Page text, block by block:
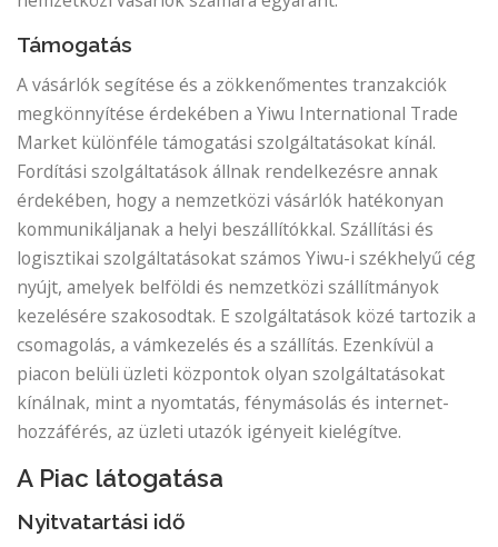
Támogatás
A vásárlók segítése és a zökkenőmentes tranzakciók
megkönnyítése érdekében a Yiwu International Trade
Market különféle támogatási szolgáltatásokat kínál.
Fordítási szolgáltatások állnak rendelkezésre annak
érdekében, hogy a nemzetközi vásárlók hatékonyan
kommunikáljanak a helyi beszállítókkal. Szállítási és
logisztikai szolgáltatásokat számos Yiwu-i székhelyű cég
nyújt, amelyek belföldi és nemzetközi szállítmányok
kezelésére szakosodtak. E szolgáltatások közé tartozik a
csomagolás, a vámkezelés és a szállítás. Ezenkívül a
piacon belüli üzleti központok olyan szolgáltatásokat
kínálnak, mint a nyomtatás, fénymásolás és internet-
hozzáférés, az üzleti utazók igényeit kielégítve.
A Piac látogatása
Nyitvatartási idő